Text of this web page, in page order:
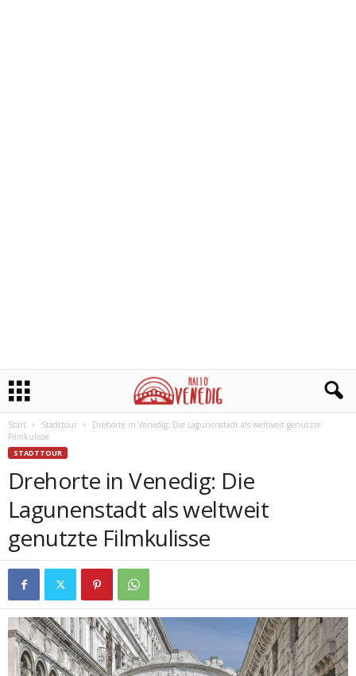
Start Stadttour
Drehorte in Venedig: Die Lagunenstadt als weltweit genutzte
Filmkulisse
STADTTOUR
Drehorte in Venedig: Die
Lagunenstadt als weltweit
genutzte Filmkulisse